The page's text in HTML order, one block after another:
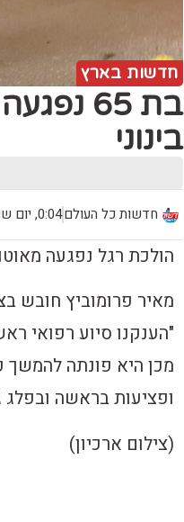
חדשות בארץ
בת 65
בינוני
חדשות כל העולם0:04, יום שישי (2.08)
הולכת רגל נפגעה
מאיר פרומוביץ חובש
"הענקנו סיוע רפואי
מכן היא פונתה להמשך
ופציעות בראשה ובפלג
(צילום ארכיון)